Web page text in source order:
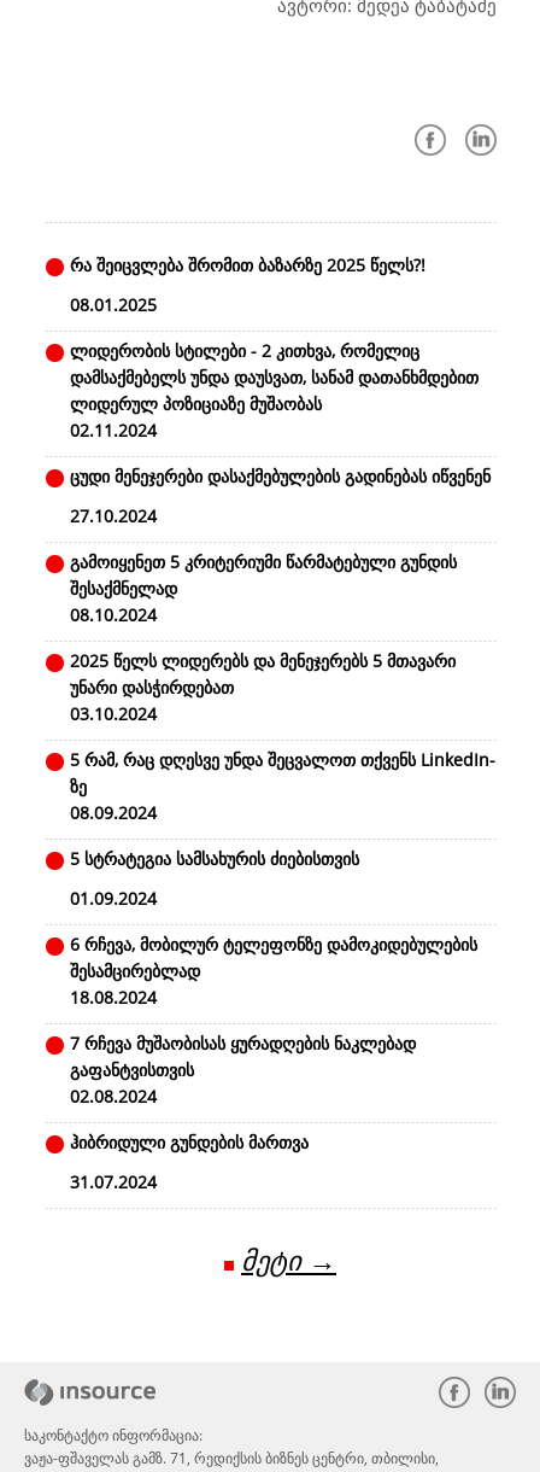
რა შეიცვლება შრომით ბაზარზე 2025 წელს?!
08.01.2025
ლიდერობის სტილები - 2 კითხვა, რომელიც
დამსაქმებელს უნდა დაუსვათ, სანამ დათანხმდებით
ლიდერულ პოზიციაზე მუშაობას
02.11.2024
ცუდი მენეჯერები დასაქმებულების გადინებას იწვენენ
27.10.2024
გამოიყენეთ 5 კრიტერიუმი წარმატებული გუნდის
შესაქმნელად
08.10.2024
2025 წელს ლიდერებს და მენეჯერებს 5 მთავარი
უნარი დასჭირდებათ
03.10.2024
5 რამ, რაც დღესვე უნდა შეცვალოთ თქვენს LinkedIn-
ზე
08.09.2024
5 სტრატეგია სამსახურის ძიებისთვის
01.09.2024
6 რჩევა, მობილურ ტელეფონზე დამოკიდებულების
შესამცირებლად
18.08.2024
7 რჩევა მუშაობისას ყურადღების ნაკლებად
გაფანტვისთვის
02.08.2024
ჰიბრიდული გუნდების მართვა
31.07.2024
მეტი →
საკონტაქტო ინფორმაცია:
ვაჟა-ფშაველას გამზ. 71, რედიქსის ბიზნეს ცენტრი, თბილისი,